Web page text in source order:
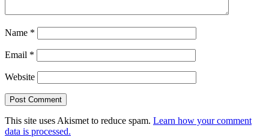
Name *
Email *
Website
This site uses Akismet to reduce spam. Learn how your comment
data is processed.